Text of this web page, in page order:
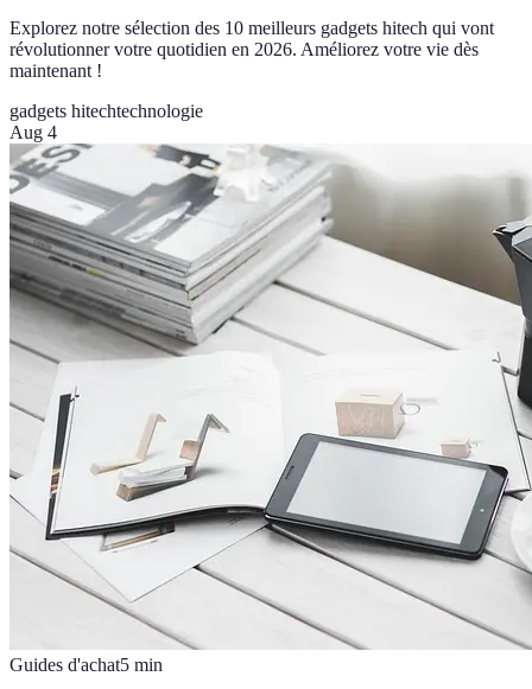
Explorez notre sélection des 10 meilleurs gadgets hitech qui vont
révolutionner votre quotidien en 2026. Améliorez votre vie dès
maintenant !
gadgets hitechtechnologie
Aug 4
Guides d'achat5 min